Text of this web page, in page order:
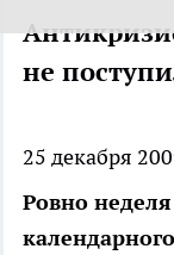
не
25 декабря
Ровно